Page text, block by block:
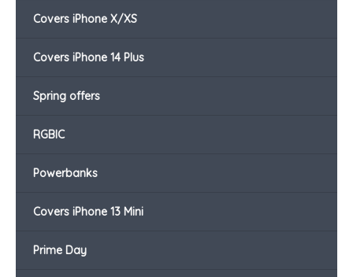
Covers iPhone X/XS
Covers iPhone 14 Plus
Spring offers
RGBIC
Powerbanks
Covers iPhone 13 Mini
Prime Day